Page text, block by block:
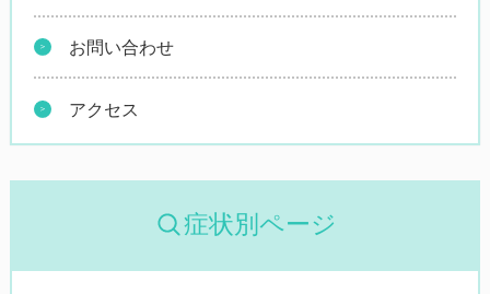
お問い合わせ
アクセス
症状別ページ